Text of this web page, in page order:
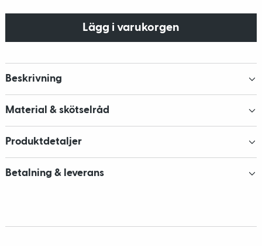
Lägg i varukorgen
Beskrivning
Material & skötselråd
Produktdetaljer
Betalning & leverans